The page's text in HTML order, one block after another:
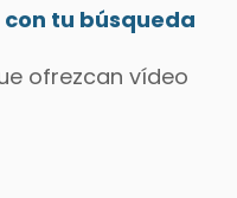
tu búsqueda
ofrezcan vídeo